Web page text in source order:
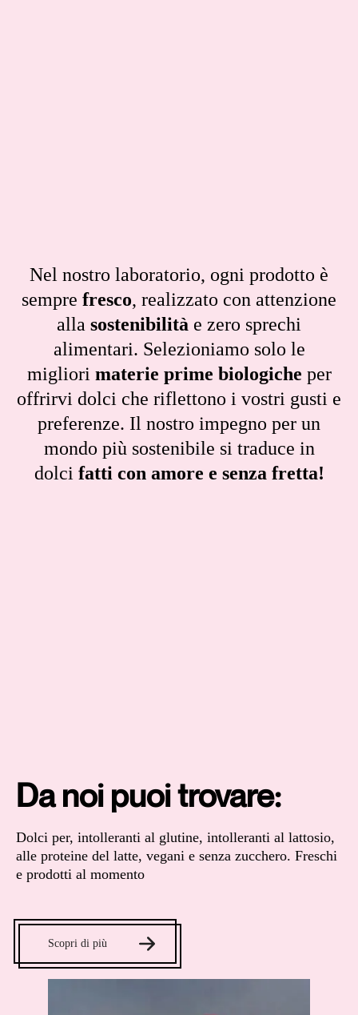
Nel nostro laboratorio, ogni prodotto è
sempre fresco, realizzato con attenzione
alla sostenibilità e zero sprechi
alimentari. Selezioniamo solo le
migliori materie prime biologiche per
offrirvi dolci che riflettono i vostri gusti e
preferenze. Il nostro impegno per un
mondo più sostenibile si traduce in
dolci fatti con amore e senza fretta!
Da noi puoi trovare:
Dolci per, intolleranti al glutine, intolleranti al lattosio,
alle proteine del latte, vegani e senza zucchero. Freschi
e prodotti al momento
Scopri di più